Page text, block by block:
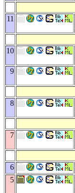
11
10
9
8
7
6
5